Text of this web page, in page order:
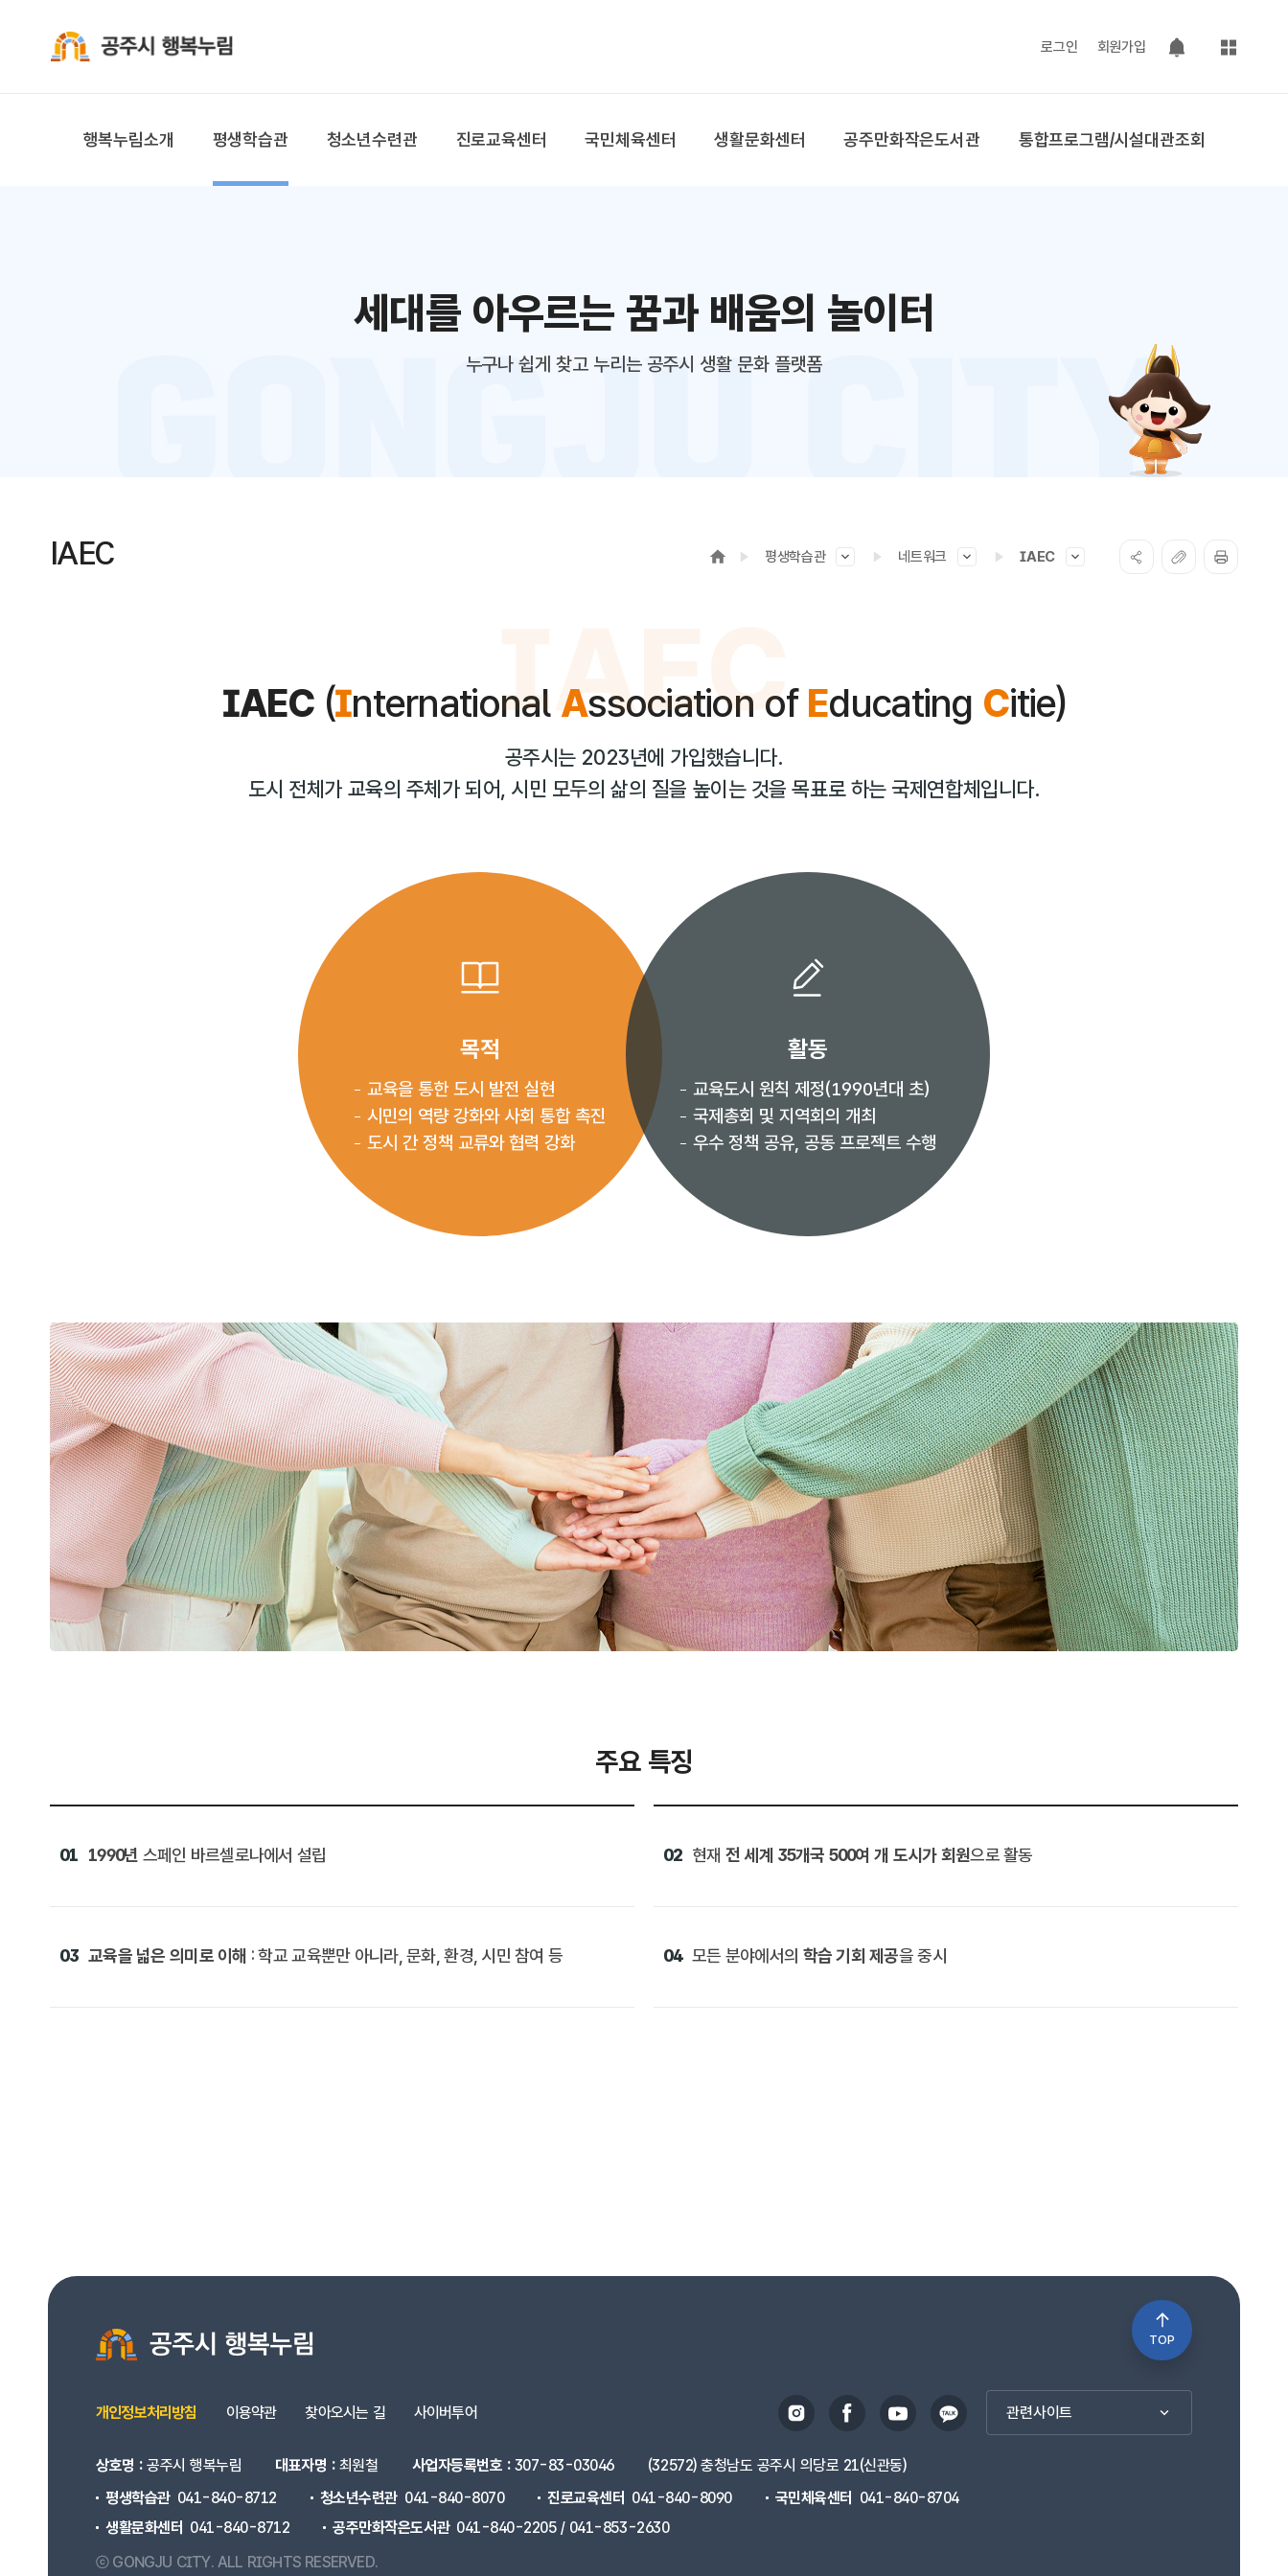
로그인 회원가입
팝업 열기
사이트맵
행복누림소개 평생학습관 청소년수련관 진로교육센터 국민체육센터 생활문화센터 공주만화작은도서관 통합프로그램/시설대관조회
세대를 아우르는 꿈과 배움의 놀이터
누구나 쉽게 찾고 누리는 공주시 생활 문화 플랫폼
IAEC 평생학습관 네트워크 IAEC
IAEC
IAEC (International Association of Educating Citie)
공주시는 2023년에 가입했습니다.
도시 전체가 교육의 주체가 되어, 시민 모두의 삶의 질을 높이는 것을 목표로 하는 국제연합체입니다.
목적
교육을 통한 도시 발전 실현
시민의 역량 강화와 사회 통합 촉진
도시 간 정책 교류와 협력 강화
활동
교육도시 원칙 제정(1990년대 초)
국제총회 및 지역회의 개최
우수 정책 공유, 공동 프로젝트 수행
주요 특징
01 1990년 스페인 바르셀로나에서 설립 02 현재 전 세계 35개국 500여 개 도시가 회원으로 활동
03 교육을 넓은 의미로 이해 : 학교 교육뿐만 아니라, 문화, 환경, 시민 참여 등 04 모든 분야에서의 학습 기회 제공을 중시
TOP
개인정보처리방침 이용약관 찾아오시는 길 사이버투어 관련사이트
상호명 :공주시 행복누림 대표자명 :최원철 사업자등록번호 :307-83-03046
(32572) 충청남도 공주시 의당로 21(신관동)
평생학습관 041-840-8712 청소년수련관 041-840-8070 진로교육센터 041-840-8090 국민체육센터
041-840-8704
생활문화센터 041-840-8712 공주만화작은도서관 041-840-2205 / 041-853-2630
ⓒ GONGJU CITY. ALL RIGHTS RESERVED.